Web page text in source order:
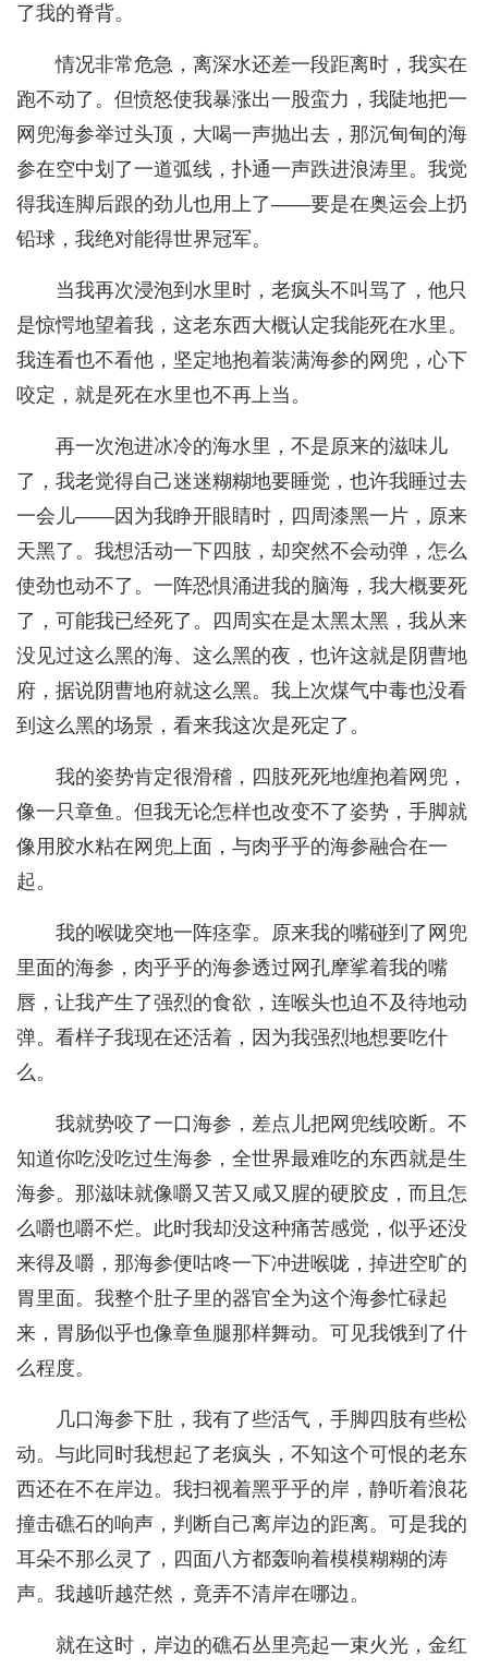
了我的脊背。
情况非常危急，离深水还差一段距离时，我实在
跑不动了。但愤怒使我暴涨出一股蛮力，我陡地把一
网兜海参举过头顶，大喝一声抛出去，那沉甸甸的海
参在空中划了一道弧线，扑通一声跌进浪涛里。我觉
得我连脚后跟的劲儿也用上了——要是在奥运会上扔
铅球，我绝对能得世界冠军。
当我再次浸泡到水里时，老疯头不叫骂了，他只
是惊愕地望着我，这老东西大概认定我能死在水里。
我连看也不看他，坚定地抱着装满海参的网兜，心下
咬定，就是死在水里也不再上当。
再一次泡进冰冷的海水里，不是原来的滋味儿
了，我老觉得自己迷迷糊糊地要睡觉，也许我睡过去
一会儿——因为我睁开眼睛时，四周漆黑一片，原来
天黑了。我想活动一下四肢，却突然不会动弹，怎么
使劲也动不了。一阵恐惧涌进我的脑海，我大概要死
了，可能我已经死了。四周实在是太黑太黑，我从来
没见过这么黑的海、这么黑的夜，也许这就是阴曹地
府，据说阴曹地府就这么黑。我上次煤气中毒也没看
到这么黑的场景，看来我这次是死定了。
我的姿势肯定很滑稽，四肢死死地缠抱着网兜，
像一只章鱼。但我无论怎样也改变不了姿势，手脚就
像用胶水粘在网兜上面，与肉乎乎的海参融合在一
起。
我的喉咙突地一阵痉挛。原来我的嘴碰到了网兜
里面的海参，肉乎乎的海参透过网孔摩挲着我的嘴
唇，让我产生了强烈的食欲，连喉头也迫不及待地动
弹。看样子我现在还活着，因为我强烈地想要吃什
么。
我就势咬了一口海参，差点儿把网兜线咬断。不
知道你吃没吃过生海参，全世界最难吃的东西就是生
海参。那滋味就像嚼又苦又咸又腥的硬胶皮，而且怎
么嚼也嚼不烂。此时我却没这种痛苦感觉，似乎还没
来得及嚼，那海参便咕咚一下冲进喉咙，掉进空旷的
胃里面。我整个肚子里的器官全为这个海参忙碌起
来，胃肠似乎也像章鱼腿那样舞动。可见我饿到了什
么程度。
几口海参下肚，我有了些活气，手脚四肢有些松
动。与此同时我想起了老疯头，不知这个可恨的老东
西还在不在岸边。我扫视着黑乎乎的岸，静听着浪花
撞击礁石的响声，判断自己离岸边的距离。可是我的
耳朵不那么灵了，四面八方都轰响着模模糊糊的涛
声。我越听越茫然，竟弄不清岸在哪边。
就在这时，岸边的礁石丛里亮起一束火光，金红